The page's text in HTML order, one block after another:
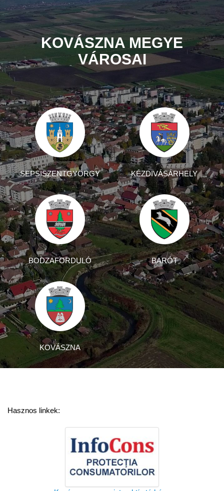
KOVÁSZNA MEGYE
VÁROSAI
SEPSISZENTGYÖRGY KÉZDIVÁSÁRHELY
BODZAFORDULÓ BARÓT
KOVÁSZNA
Hasznos linkek: